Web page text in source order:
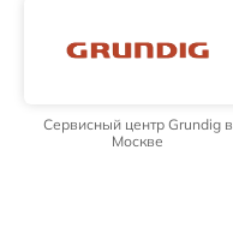
Сервисный центр Grundig в
Москве